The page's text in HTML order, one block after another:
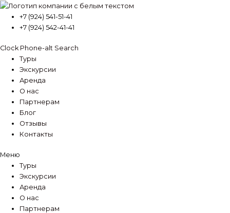
Перейти
содержимому
+7 (924) 541-51-41
+7 (924) 542-41-41
Clock Phone-alt Search
Туры
Экскурсии
Аренда
О нас
Партнерам
Блог
Отзывы
Контакты
Меню
Туры
Экскурсии
Аренда
О нас
Партнерам